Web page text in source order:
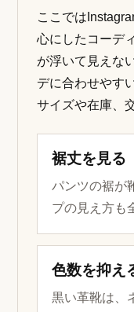
公式ペー
ラウンド
コーディ
この記事で解説
ます。アデロは
の裾丈、ジャケ